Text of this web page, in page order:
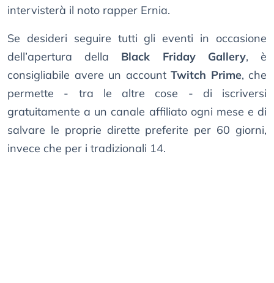
intervisterà il noto rapper Ernia.
Se desideri seguire tutti gli eventi in occasione
dell’apertura della Black Friday Gallery, è
consigliabile avere un account Twitch Prime, che
permette - tra le altre cose - di iscriversi
gratuitamente a un canale affiliato ogni mese e di
salvare le proprie dirette preferite per 60 giorni,
invece che per i tradizionali 14.